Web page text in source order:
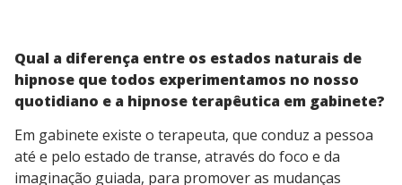
Qual a diferença entre os estados naturais de
hipnose que todos experimentamos no nosso
quotidiano e a hipnose terapêutica em gabinete?
Em gabinete existe o terapeuta, que conduz a pessoa
até e pelo estado de transe, através do foco e da
imaginação guiada, para promover as mudanças